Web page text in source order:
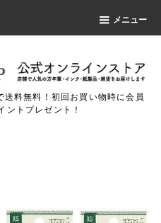
メニュー
料無料！初回お買い物時に会員
ントプレゼント！